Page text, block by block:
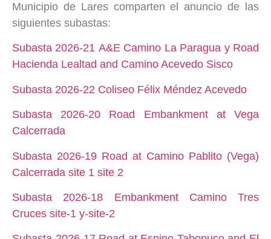
Municipio de Lares comparten el anuncio de las
siguientes subastas:
Subasta 2026-21 A&E Camino La Paragua y Road
Hacienda Lealtad and Camino Acevedo Sisco
Subasta 2026-22 Coliseo Félix Méndez Acevedo
Subasta 2026-20 Road Embankment at Vega
Calcerrada
Subasta 2026-19 Road at Camino Pablito (Vega)
Calcerrada site 1 site 2
Subasta 2026-18 Embankment Camino Tres
Cruces site-1 y-site-2